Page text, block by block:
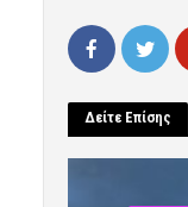
Δείτε Επίσης